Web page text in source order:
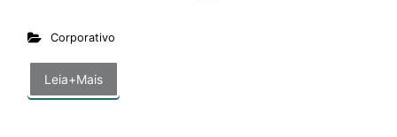
Corporativo
Leia+Mais